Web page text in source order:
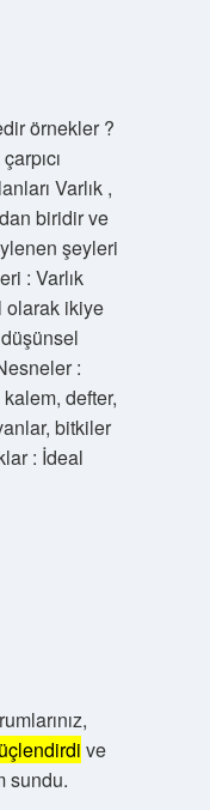
örnekler ?
Varlık ,
biridir ve
şeyleri
: Varlık
olarak ikiye
:
defter,
bitkiler
: İdeal
ve
sundu.